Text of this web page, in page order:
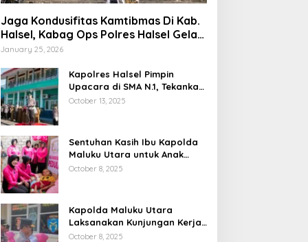
Jaga Kondusifitas Kamtibmas Di Kab.
Halsel, Kabag Ops Polres Halsel Gelar
Patroli Cipta Kondisi
January 25, 2026
Kapolres Halsel Pimpin
Upacara di SMA N.1, Tekankan
Disiplin Dan Keselamatan
October 13, 2025
Sentuhan Kasih Ibu Kapolda
Maluku Utara untuk Anak
Penyandang Hidrosefalus di
October 8, 2025
Kapolda Maluku Utara
Laksanakan Kunjungan Kerja
Di Polres Halsel
October 8, 2025